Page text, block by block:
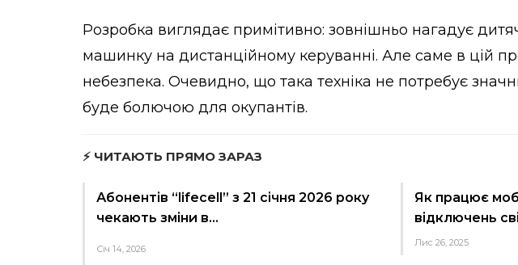
Розробка виглядає примітивно: зовнішньо нагадує
машинку на дистанційному керуванні. Але саме в цій
небезпека. Очевидно, що така техніка не потребує
буде болючою для окупантів.
⚡ ЧИТАЮТЬ ПРЯМО ЗАРАЗ
Абонентів “lifecell” з 21 січня 2026 року
чекають зміни в…
Січ 14, 2026
Як працює
відключень
Лис 26, 2025